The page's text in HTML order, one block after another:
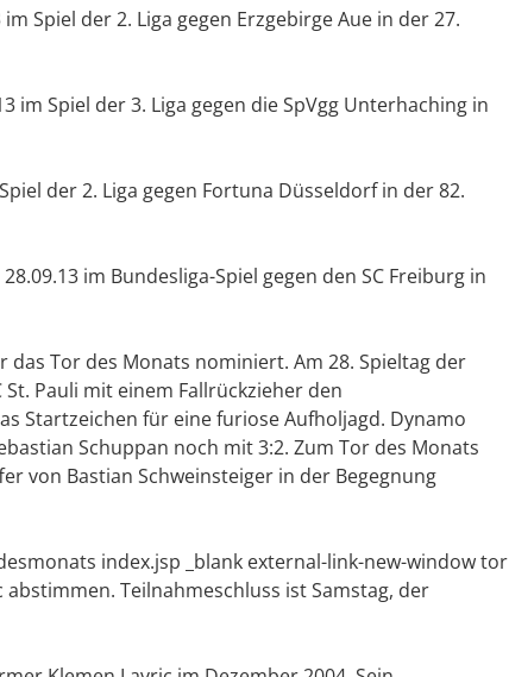
Spiel der 2. Liga gegen Erzgebirge Aue in der 27.
im Spiel der 3. Liga gegen die SpVgg Unterhaching in
der 2. Liga gegen Fortuna Düsseldorf in der 82.
im Bundesliga-Spiel gegen den SC Freiburg in
Tor des Monats nominiert. Am 28. Spieltag der
Pauli mit einem Fallrückzieher den
Startzeichen für eine furiose Aufholjagd. Dynamo
Schuppan noch mit 3:2. Zum Tor des Monats
von Bastian Schweinsteiger in der Begegnung
index.jsp _blank external-link-new-window tor
Teilnahmeschluss ist Samstag, der